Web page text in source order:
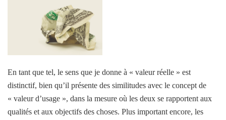
En tant que tel, le sens que je donne à « valeur réelle » est
distinctif, bien qu’il présente des similitudes avec le concept de
« valeur d’usage », dans la mesure où les deux se rapportent aux
qualités et aux objectifs des choses. Plus important encore, les